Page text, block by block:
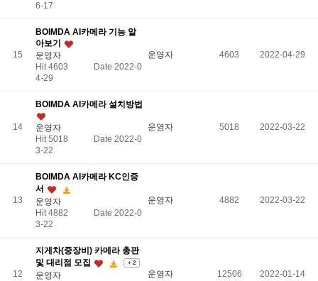
6-17
15
BOIMDA AI카메라 기능 알
아보기
운영자
Hit 4603
Date 2022-0
4-29
운영자 4603 2022-04-29
14
BOIMDA AI카메라 설치방법
운영자
Hit 5018
Date 2022-0
3-22
운영자 5018 2022-03-22
13
BOIMDA AI카메라 KC인증
서
운영자
Hit 4882
Date 2022-0
3-22
운영자 4882 2022-03-22
12
지게차(중장비) 카메라 총판
및 대리점 모집
+ 2
운영자
운영자 12506 2022-01-14